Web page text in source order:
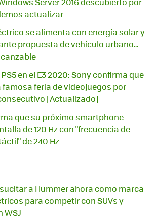
actualizar
se alimenta con energía solar y
propuesta de vehículo urbano...
en el E3 2020: Sony confirma que
famosa feria de videojuegos por
[Actualizado]
que su próximo smartphone
de 120 Hz con "frecuencia de
de 240 Hz
a Hummer ahora como marca
para competir con SUVs y
WSJ